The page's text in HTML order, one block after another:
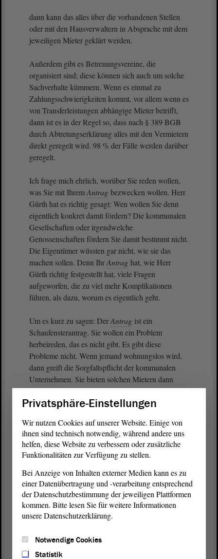
dann kann das alles über die vorhandenen Stellen
oder mit den Hausverwaltern in Absprache mit dem
jeweiligen Mieter geklärt werden.
Außerdem gibt es Betreuungsvereine, die
organisiert sind; diese können sich auch um solche
Sachverhalte kümmern. Wenn es einmal zu
Zahlungsschwierigkeiten kommt, vor allem wenn es
von Transferleistungen abhängige Mieter betrifft,
dann ist es in der Regel so, dass nach § 389 BGB
durch Abtretungserklärung alles mit den Vermietern
direkt geregelt wird. 98 % der Fälle werden darüber
geregelt.
Ich frage mich ehrlich, worüber Sie reden wollen,
was Sie mit IhremAntrag bezwecken wollen. Herr
Gürth hat es richtig gesagt: Wen wollen Sie denn
eigentlich konkret damit fördern? Die kommunalen
Gesellschaften oder irgendwelche
Genossenschaften fördern Sie damit bestimmt nicht.
Die Eigentümer wüssten gar nicht, wie sie das
machen sollen. Denn IhrAntrag hat, wie Herr
Gürth richtig festgestellt hat, viele Fragen
aufgeworfen, die zu viel mehr Komplikationen
führen, als dazu, worum es eigentlich geht.
Um es kurz zu sagen: DerAntrag ist ein
Schaufensterantrag. Sie wollen ein Problem
herbeireden, das es nicht gibt. Es gibt diese
Probleme nicht. Wenn jemand wohnungslos wird,
dann greift die Sorgfaltspflicht der kommunalen
Unternehmen. Sie bieten solchen Mietern dann
spezielle Wohnungen an. Sie können also nicht
sagen, sie sitzen alle auf der Straße. Das ist einfach
geht an der Realität vorbei.
Das Einzige, was man darin erkennen kann, ist,
dass Sie ein Arbeitsbeschaffungsmaßnahmenpaket
für Sozialarbeiter schnüren wollen, um das jedem
Unternehmen auf Kosten der Steuerzahler
aufzudrücken - damit Sie dann wieder über
Vermögensabgaben schwadronieren können.
Der letzte Satz im
Privatsphäre-Einstellungen
Wir nutzen Cookies auf unserer Website. Einige von
ihnen sind technisch notwendig, während andere uns
helfen, diese Website zu verbessern oder zusätzliche
Funktionalitäten zur Verfügung zu stellen.
Bei Anzeige von Inhalten externer Medien kann es zu
einer Datenübertragung und -verarbeitung entsprechend
der Datenschutzbestimmung der jeweiligen Plattformen
kommen. Bitte lesen Sie für weitere Informationen
unsere Datenschutzerklärung.
Notwendige Cookies
Statistik